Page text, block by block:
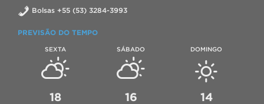
Bolsas +55 (53) 3284-3993
PREVISÃO DO TEMPO
SEXTA
18
SÁBADO
16
DOMINGO
14